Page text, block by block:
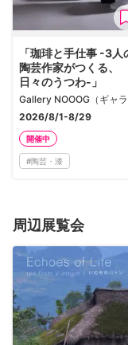
「珈琲と手仕事 -3人
陶芸作家がつくる、
日々のうつわ-」
2026/8/1-8/29
開催中
#陶芸・漆
周辺展覧会